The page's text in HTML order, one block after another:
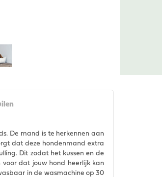
De mand is te herkennen aan
dat deze hondenmand extra
Dit zodat het kussen en de
dat jouw hond heerlijk kan
in de wasmachine op 30